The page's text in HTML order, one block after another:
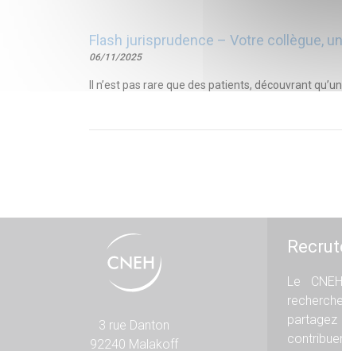
Flash jurisprudence – Votre collègue,
06/11/2025
Il n’est pas rare que des patients, découvrant
3 rue Danton
92240 Malakoff
Le